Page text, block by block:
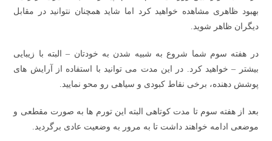
بهبود ظاهری مشاهده خواهید کرد اما شاید همچنان نتوانید در مقابل
دیگران ظاهر شوید.
در هفته سوم شما شروع به شبیه شدن به خودتان – البته با زیبایی
بیشتر – خواهید کرد. در این مدت می توانید با استفاده از آرایش های
پوشش دهنده، برخی نقاط کبودی و سیاهی رو محو نمایید.
بعد از هفته سوم تا مدت کوتاهی البته این تورم ها به صورت مقطعی و
موضعی ادامه خواهند داشت تا به مرور به وضعیت عادی برگردید.